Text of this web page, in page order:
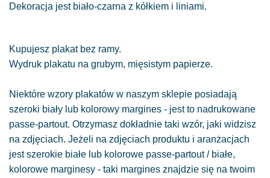
Dekoracja jest biało-czarna z kółkiem i liniami.
Kupujesz plakat bez ramy.
Wydruk plakatu na grubym, mięsistym papierze.
Niektóre wzory plakatów w naszym sklepie posiadają
szeroki biały lub kolorowy margines - jest to nadrukowane
passe-partout. Otrzymasz dokładnie taki wzór, jaki widzisz
na zdjęciach. Jeżeli na zdjęciach produktu i aranżacjach
jest szerokie białe lub kolorowe passe-partout / białe,
kolorowe marginesy - taki margines znajdzie się na twoim